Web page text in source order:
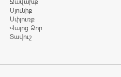
Սյունիք
Սփյուռք
Վայոց Ձոր
Տավուշ